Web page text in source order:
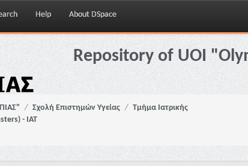
Help About DSpace
Repository of UOI
Σχολή Επιστημών Υγείας
Τμήμα Ιατρικής
- ΙΑΤ